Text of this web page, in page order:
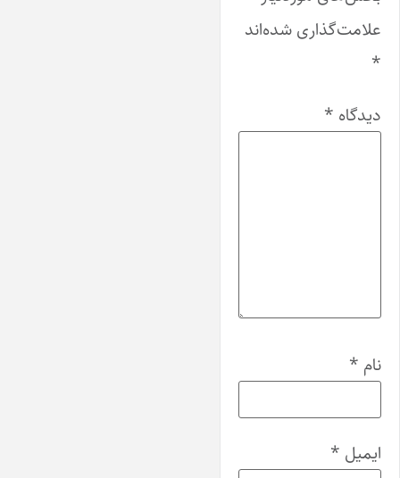
علامت‌گذاری شده‌اند
دیدگاه*
نام*
ایمیل *